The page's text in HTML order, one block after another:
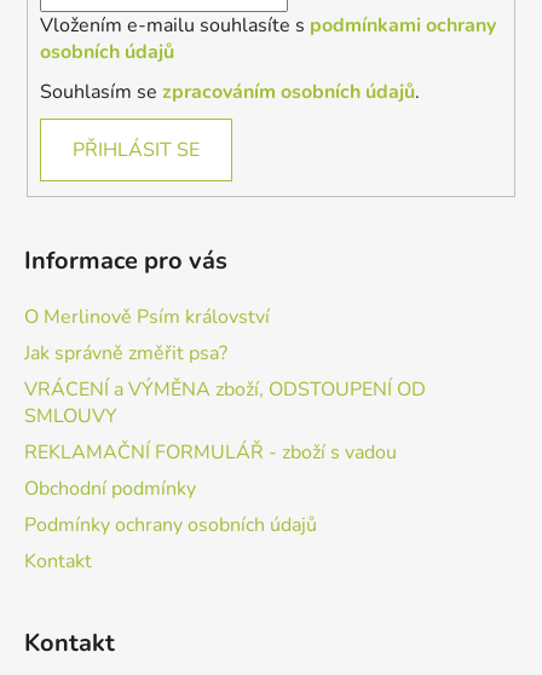
Vložením e-mailu souhlasíte s podmínkami ochrany
osobních údajů
Souhlasím se zpracováním osobních údajů.
PŘIHLÁSIT SE
Informace pro vás
O Merlinově Psím království
Jak správně změřit psa?
VRÁCENÍ a VÝMĚNA zboží, ODSTOUPENÍ OD
SMLOUVY
REKLAMAČNÍ FORMULÁŘ - zboží s vadou
Obchodní podmínky
Podmínky ochrany osobních údajů
Kontakt
Kontakt